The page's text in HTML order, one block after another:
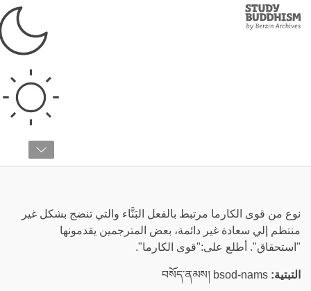
Study
Buddhism
قوى الكارما الإيجابية
نوع من قوى الكارما مرتبط بالفعل البَنَّاء والتي تنضج بشكل غير
منتظم إلي سعادة غير دائمة، بعض المترجمين يقدمونها
"استحقاق". أطلع على:"قوى الكارما".
التبتية: